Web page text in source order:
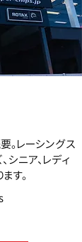
。レーシングス
シニア、レディ
す。